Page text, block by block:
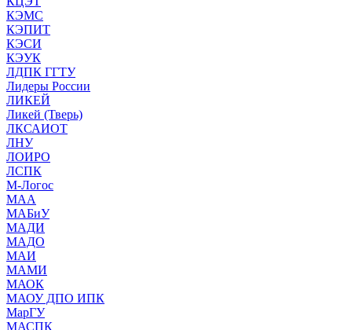
КЭМС
КЭПИТ
КЭСИ
КЭУК
ЛДПК ГГТУ
Лидеры России
ЛИКЕЙ
Ликей (Тверь)
ЛКСАИОТ
ЛНУ
ЛОИРО
ЛСПК
М-Логос
МАА
МАБиУ
МАДИ
МАДО
МАИ
МАМИ
МАОК
МАОУ ДПО ИПК
МарГУ
МАСПК